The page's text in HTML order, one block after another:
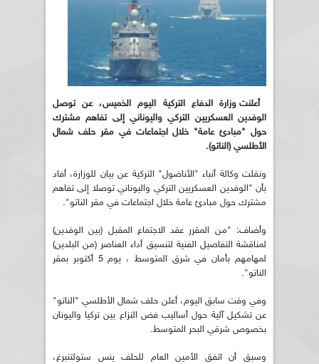
أعلنت وزارة الدفاع التركية اليوم الخميس، عن توصل
الوفدين العسكريين التركي واليوناني إلى تفاهم مشترك
حول "مبادئ عامة" خلال اجتماعات في مقر حلف شمال
الأطلسي (الناتو).
ونقلت وكالة أنباء "الأناضول" التركية عن بيان للوزارة، أفاد
بأن "الوفدين العسكريين التركي واليوناني توصلا إلى تفاهم
مشترك حول مبادئ عامة خلال اجتماعات في مقر الناتو".
وأضاف: "من المقرر عقد الاجتماع المقبل (بين الوفدين)
لمناقشة التفاصيل الفنية لتنسيق أداء العناصر (من البلدين)
لمهامهم بأمان في شرق المتوسط ، يوم 5 أكتوبر بمقر
الناتو".
وفي وقت سابق اليوم، أعلن حلف شمال الأطلسي "الناتو"
عن تشكيل آلية حول أساليب فض النزاع بين تركيا واليونان
بخصوص شرقي البحر المتوسط.
وسبق أن اتفق الأمين العام للحلف ينس ستولتنبرغ،